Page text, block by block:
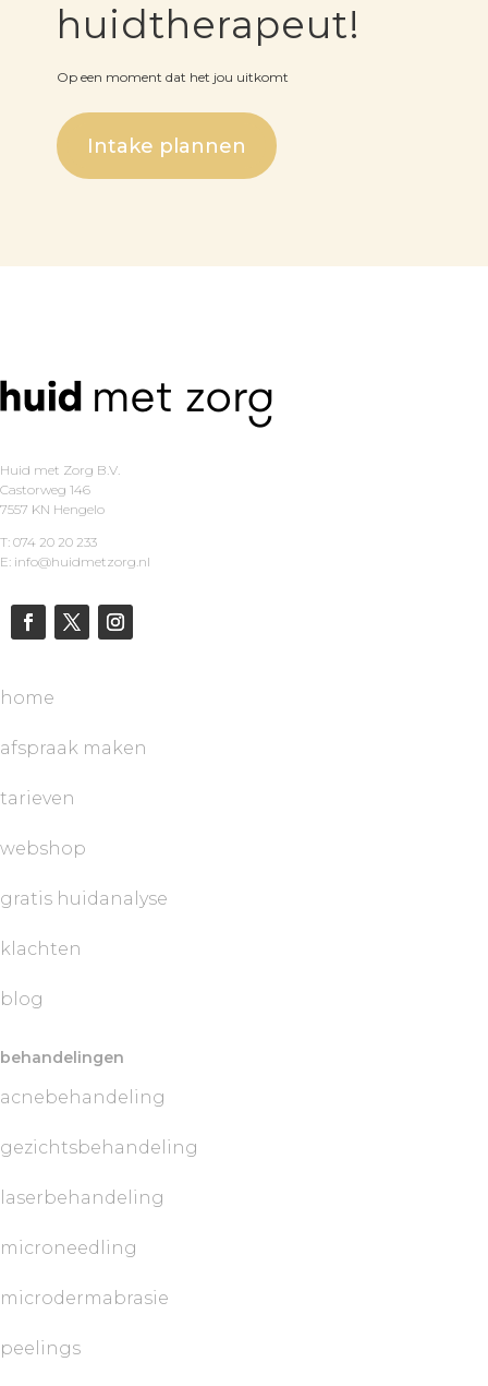
huidtherapeut!
Op een moment dat het jou uitkomt
Intake plannen
Huid met Zorg B.V.
Castorweg 146
7557 KN Hengelo
T: 074 20 20 233
E: info@huidmetzorg.nl
home
afspraak maken
tarieven
webshop
gratis huidanalyse
klachten
blog
behandelingen
acnebehandeling
gezichtsbehandeling
laserbehandeling
microneedling
microdermabrasie
peelings